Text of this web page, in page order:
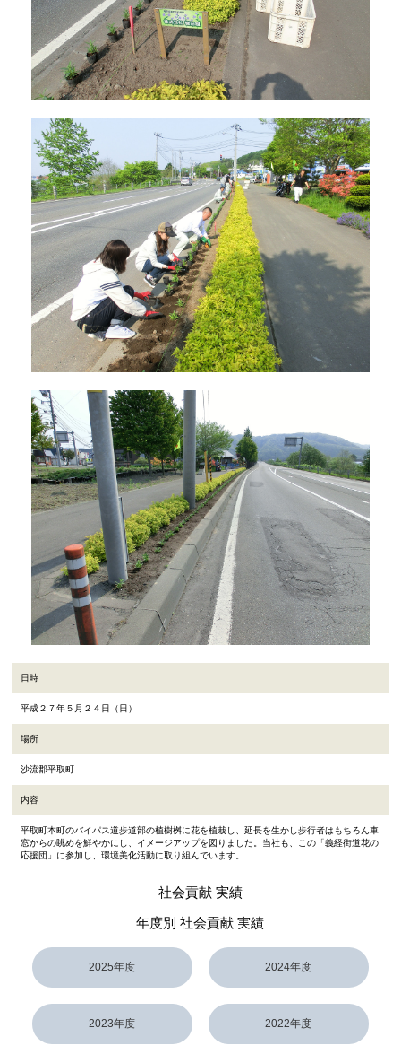
日時
平成２７年５月２４日（日）
場所
沙流郡平取町
内容
平取町本町のバイパス道歩道部の植樹桝に花を植栽し、延長を生かし歩行者はもちろん車
窓からの眺めを鮮やかにし、イメージアップを図りました。当社も、この「義経街道花の
応援団」に参加し、環境美化活動に取り組んでいます。
社会貢献 実績
年度別 社会貢献 実績
2025年度 2024年度
2023年度 2022年度